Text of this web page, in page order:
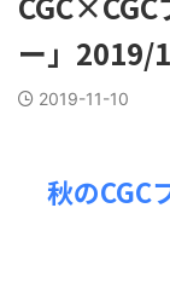
ー」2019/
2019-11-10
秋のCGC